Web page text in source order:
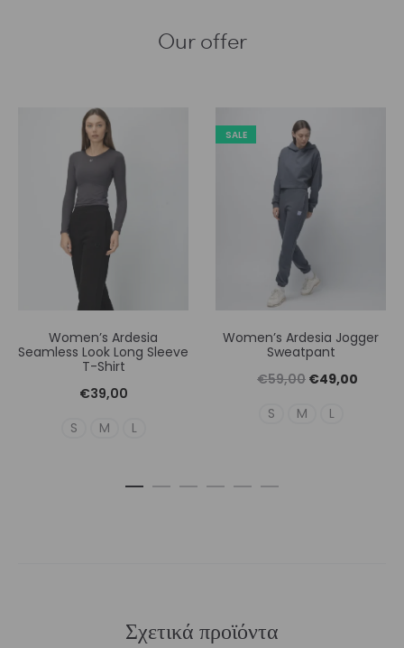
Our offer
Women’s Ardesia
Seamless Look Long Sleeve
T-Shirt
€39,00
S
M L
SALE
Women’s Ardesia Jogger
Sweatpant
€59,00 Original
price
€49,00
S M L
Σχετικά προϊόντα